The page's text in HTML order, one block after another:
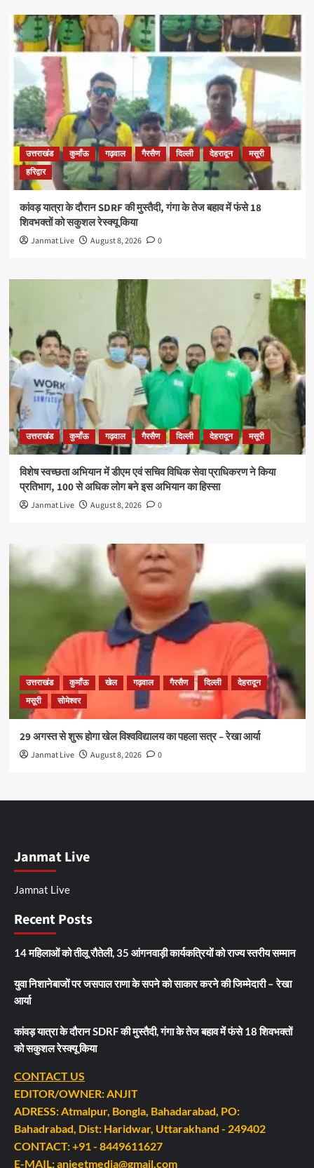
उत्तराखंड कुमाँऊ गढ़वाल गैरसैण दिल्ली देहरादून
मसूरी
हरिद्वार
कांवड़ यात्रा के दौरान SDRF की मुस्तैदी, गंगा के तेज बहाव में फंसे 18
शिवभक्तों को सकुशल रेस्क्यू किया
Janmat Live August 8, 2026 0
उत्तराखंड कुमाँऊ गढ़वाल गैरसैण दिल्ली देहरादून मसूरी
विशेष स्वच्छता अभियान में डीएम एवं सचिव विधिक सेवा प्राधिकरण ने किया
प्रतिभाग, 100 से अधिक लोग बने इस अभियान का हिस्सा
Janmat Live August 8, 2026 0
उत्तराखंड कुमाँऊ खेल गढ़वाल गैरसैण दिल्ली
देहरादून
मसूरी
सोमेश्वर
29 अगस्त से शुरू होगा खेल विश्वविद्यालय का पहला सत्र – रेखा आर्या
Janmat Live August 8, 2026 0
Janmat Live
Jamnat Live
Recent Posts
14 महिलाओं को तीलू रौतेली, 35 आंगनवाड़ी कार्यकत्रियों को राज्य स्तरीय सम्मान
युवा निशानेबाजों पर जसपाल राणा के सपने को साकार करने की जिम्मेदारी – रेखा
आर्या
कांवड़ यात्रा के दौरान SDRF की मुस्तैदी, गंगा के तेज बहाव में फंसे 18 शिवभक्तों
को सकुशल रेस्क्यू किया
CONTACT US
EDITOR/OWNER: ANJIT
ADRESS: Atmalpur, Bongla, Bahadarabad, PO:
Bahadrabad, Dist: Haridwar, Uttarakhand - 249402
CONTACT: +91 - 8449611627
E-MAIL: anjeetmedia@gmail.com